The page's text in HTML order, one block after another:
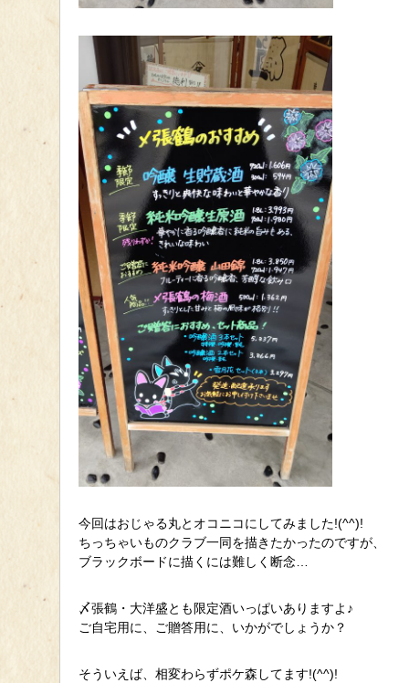
今回はおじゃる丸とオコニコにしてみました!(^^)!
ちっちゃいものクラブ一同を描きたかったのですが、
ブラックボードに描くには難しく断念…
〆張鶴・大洋盛とも限定酒いっぱいありますよ♪
ご自宅用に、ご贈答用に、いかがでしょうか？
そういえば、相変わらずポケ森してます!(^^)!